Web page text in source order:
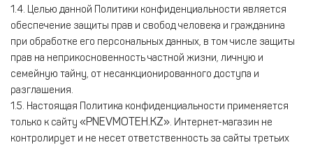
1.4. Целью данной Политики конфиденциальности является
обеспечение защиты прав и свобод человека и гражданина
при обработке его персональных данных, в том числе защиты
прав на неприкосновенность частной жизни, личную и
семейную тайну, от несанкционированного доступа и
разглашения.
1.5. Настоящая Политика конфиденциальности применяется
только к сайту «PNEVMOTEH.KZ». Интернет-магазин не
контролирует и не несет ответственность за сайты третьих